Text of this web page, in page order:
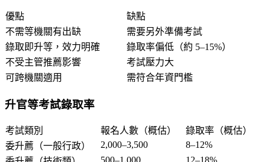
優點
缺點
不需等機關有出缺
需要另外準備考試
錄取即升等，效力明確
錄取率偏低（約 5–15%）
不受主管推薦影響
考試壓力大
可跨機關適用
需符合年資門檻
升官等考試錄取率
考試類別 報名人數（概估）
錄取率（概估）
委升薦（一般行政）
2,000–3,500
8–12%